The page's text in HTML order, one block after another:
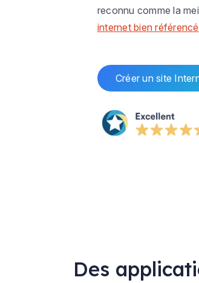
reconnu comme la
internet bien référencé
Créer un site
Des